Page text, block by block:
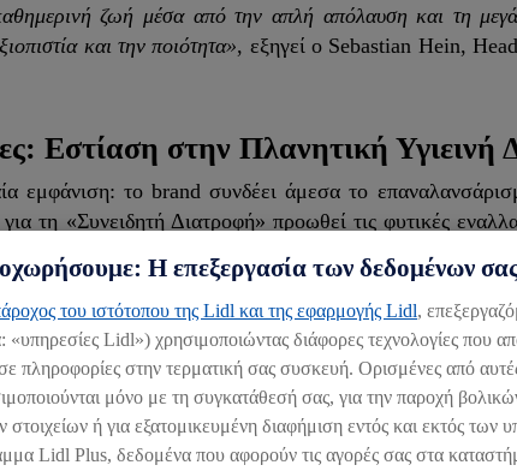
ζωή μέσα από την απλή απόλαυση και τη
και την ποιότητα», εξηγεί ο Sebastian Hein,
Εστίαση στην Πλανητική Υγιεινή
εμφάνιση: το brand συνδέει άμεσα το
τη «Συνειδητή Διατροφή» προωθεί τις φυτικές
διατροφή. Στο πλαίσιο αυτό, η Lidl
Διατροφής (Planetary Health Diet).
στοχεύει σε αύξηση του ποσοστού των φυτικών
στο 20% έως το 2030. Εδώ ακριβώς μπαίνουν στο
πολύτιμα ακόρεστα λιπαρά οξέα, φυτικές
ένα ισορροπημένο, σύγχρονο σνακ. Για παράδειγμα,
Η επεξεργασία των δεδομένων
του ιστότοπου της Lidl και της εφαρμογής Lidl,
«υπηρεσίες Lidl») χρησιμοποιώντας διάφορες τεχνολογίες που
πληροφορίες στην τερματική σας συσκευή. Ορισμένες από αυτές
μόνο με τη συγκατάθεσή σας, για την παροχή
στοιχείων ή για εξατομικευμένη διαφήμιση εντός και εκτός
Lidl Plus, δεδομένα που αφορούν τις αγορές σας στα